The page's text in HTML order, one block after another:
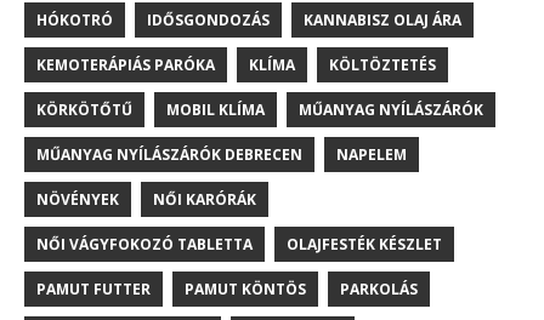
HÓKOTRÓ IDŐSGONDOZÁS KANNABISZ OLAJ ÁRA
KEMOTERÁPIÁS PARÓKA KLÍMA KÖLTÖZTETÉS
KÖRKÖTŐTŰ MOBIL KLÍMA MŰANYAG NYÍLÁSZÁRÓK
MŰANYAG NYÍLÁSZÁRÓK DEBRECEN NAPELEM
NÖVÉNYEK NŐI KARÓRÁK
NŐI VÁGYFOKOZÓ TABLETTA OLAJFESTÉK KÉSZLET
PAMUT FUTTER PAMUT KÖNTÖS PARKOLÁS